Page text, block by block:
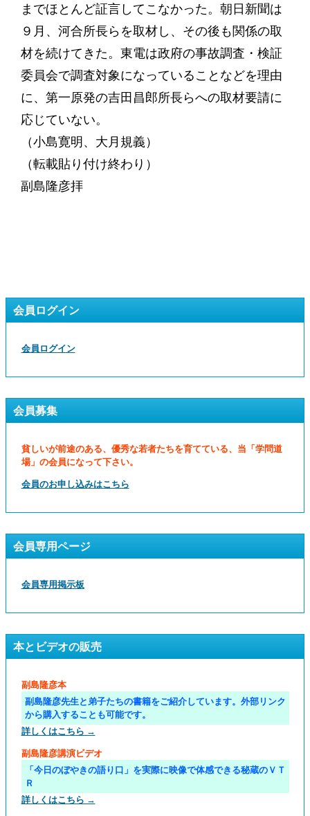
までほとんど証言してこなかった。朝日新聞は
９月、河合所長らを取材し、その後も関係の取
材を続けてきた。東電は政府の事故調査・検証
委員会で調査対象になっていることなどを理由
に、第一原発の吉田昌郎所長らへの取材要請に
応じていない。
（小島寛明、大月規義）
（転載貼り付け終わり）
副島隆彦拝
会員ログイン
会員ログイン
会員募集
貧しいが前途のある、優秀な若者たちを育てている、当「学問道
場」の会員になって下さい。
会員のお申し込みはこちら
会員専用ページ
会員専用掲示板
本とビデオの販売
副島隆彦本
副島隆彦先生と弟子たちの書籍をご紹介しています。外部リンク
から購入することも可能です。
詳しくはこちら →
副島隆彦講演ビデオ
「今日のぼやきの語り口」を実際に映像で体感できる秘蔵のＶＴ
Ｒ
詳しくはこちら →